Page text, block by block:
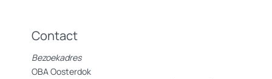
Contact
Bezoekadres
OBA Oosterdok